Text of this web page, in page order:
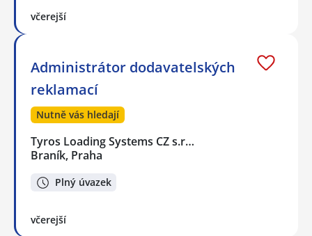
včerejší
Administrátor dodavatelských
reklamací
Nutně vás hledají
Tyros Loading Systems CZ s.r…
Braník, Praha
Plný úvazek
včerejší